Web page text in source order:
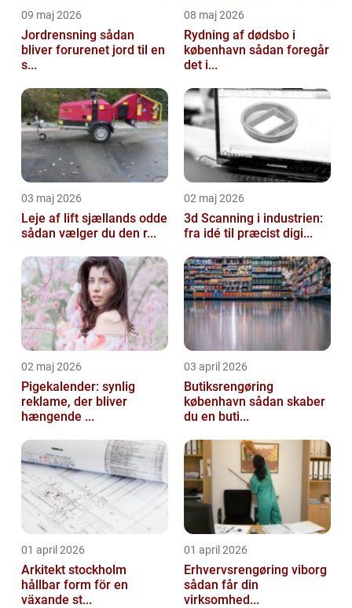
09 maj 2026
Jordrensning sådan
bliver forurenet jord til en
s...
08 maj 2026
Rydning af dødsbo i
københavn sådan foregår
det i...
03 maj 2026
Leje af lift sjællands odde
sådan vælger du den r...
02 maj 2026
3d Scanning i industrien:
fra idé til præcist digi...
02 maj 2026
Pigekalender: synlig
reklame, der bliver
hængende ...
03 april 2026
Butiksrengøring
københavn sådan skaber
du en buti...
01 april 2026
Arkitekt stockholm
hållbar form för en
växande st...
01 april 2026
Erhvervsrengøring viborg
sådan får din
virksomhed...